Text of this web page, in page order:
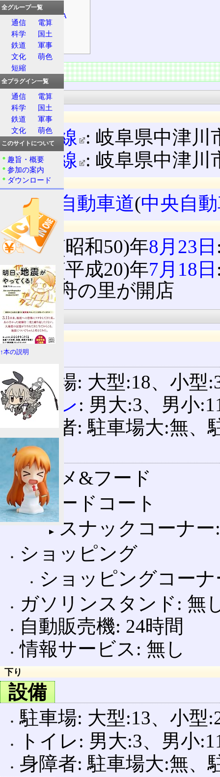
前後の施設
隣接するSA/PA
上り
下り
概要
基本情報
所在地
上り線 : 岐阜県中津川
下り線 : 岐阜県中津川
所属路線名
中央自動車道(中央自
沿革
1975(昭和50)年8月23日
2008(平成20)年7月18日
と湯舟の里が開店
施設情報
上り
設備
駐車場: 大型:18、小型
トイレ: 男大:3、男小
身障者: 駐車場大:無、
施設
グルメ&フード
フードコート
スナックコーナー
ショッピング
ショッピングコーナ
ガソリンスタンド: 無
自動販売機: 24時間
情報サービス: 無し
下り
設備
駐車場: 大型:13、小型
トイレ: 男大:3、男小
身障者: 駐車場大:無、
全グループ一覧
通信
電算
科学
国土
鉄道
軍事
文化
萌色
短縮
全プラグイン一覧
通信
電算
科学
国土
鉄道
軍事
文化
萌色
このサイトについて
趣旨・概要
参加の案内
ダウンロード
↑本の説明